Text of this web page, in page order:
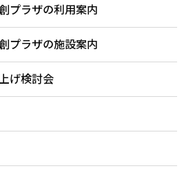
プラザの利用案内
プラザの施設案内
げ検討会